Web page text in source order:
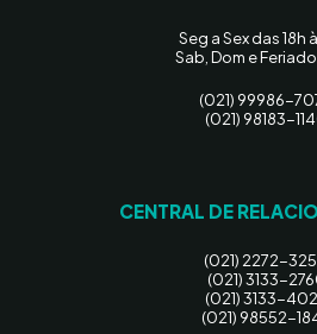
Seg a Sex das 18h
Sab, Dom e
(021) 99986-
(021) 98183-
CENTRAL DE
(021) 2272-
(021) 3133-
(021) 3133-
(021) 98552-